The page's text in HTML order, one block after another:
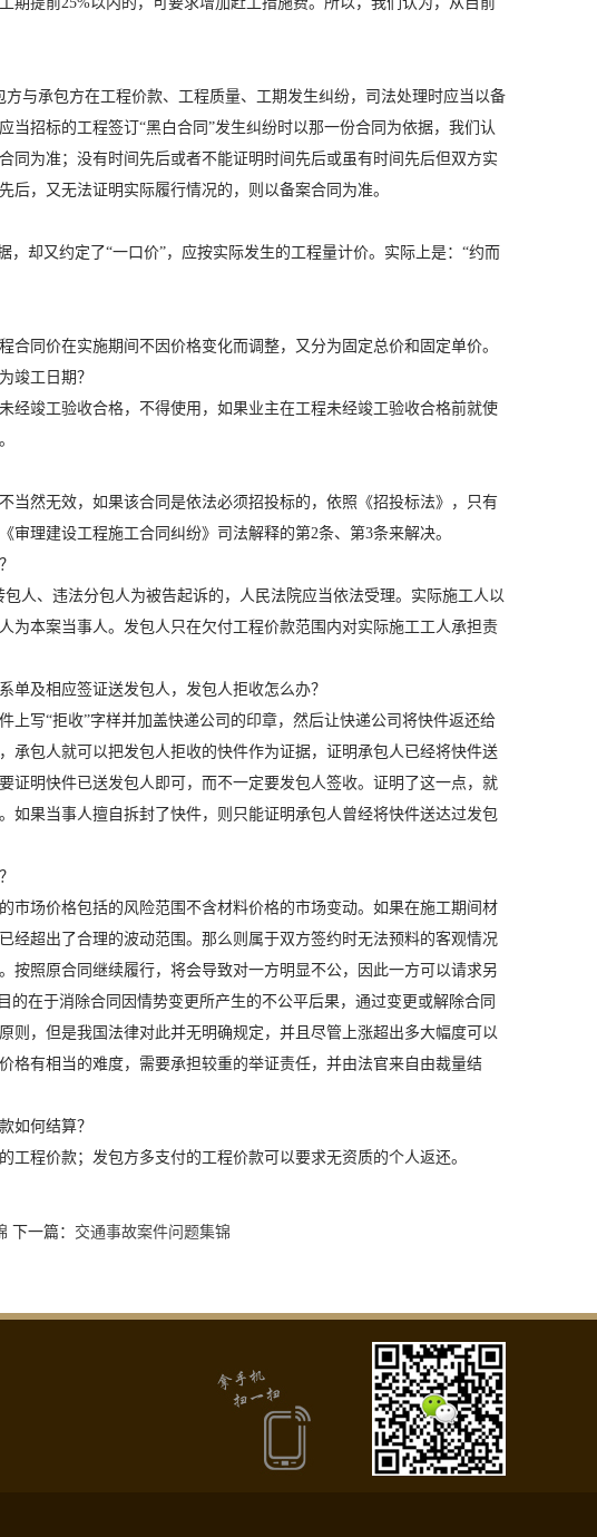
与承包方在工程价款、工程质量、工期发生纠纷，司法处理时应当以备
招标的工程签订“黑白合同”发生纠纷时以那一份合同为依据，我们认
同为准；没有时间先后或者不能证明时间先后或虽有时间先后但双方实
，又无法证明实际履行情况的，则以备案合同为准。
却又约定了“一口价”，应按实际发生的工程量计价。实际上是：“约而
同价在实施期间不因价格变化而调整，又分为固定总价和固定单价。
竣工日期？
经竣工验收合格，不得使用，如果业主在工程未经竣工验收合格前就使
当然无效，如果该合同是依法必须招投标的，依照《招投标法》，只有
理建设工程施工合同纠纷》司法解释的第2条、第3条来解决。
人、违法分包人为被告起诉的，人民法院应当依法受理。实际施工人以
为本案当事人。发包人只在欠付工程价款范围内对实际施工工人承担责
单及相应签证送发包人，发包人拒收怎么办？
写“拒收”字样并加盖快递公司的印章，然后让快递公司将快件返还给
承包人就可以把发包人拒收的快件作为证据，证明承包人已经将快件送
证明快件已送发包人即可，而不一定要发包人签收。证明了这一点，就
如果当事人擅自拆封了快件，则只能证明承包人曾经将快件送达过发包
市场价格包括的风险范围不含材料价格的市场变动。如果在施工期间材
经超出了合理的波动范围。那么则属于双方签约时无法预料的客观情况
按照原合同继续履行，将会导致对一方明显不公，因此一方可以请求另
在于消除合同因情势变更所产生的不公平后果，通过变更或解除合同
，但是我国法律对此并无明确规定，并且尽管上涨超出多大幅度可以
格有相当的难度，需要承担较重的举证责任，并由法官来自由裁量结
如何结算？
程价款；发包方多支付的工程价款可以要求无资质的个人返还。
下一篇： 交通事故案件问题集锦